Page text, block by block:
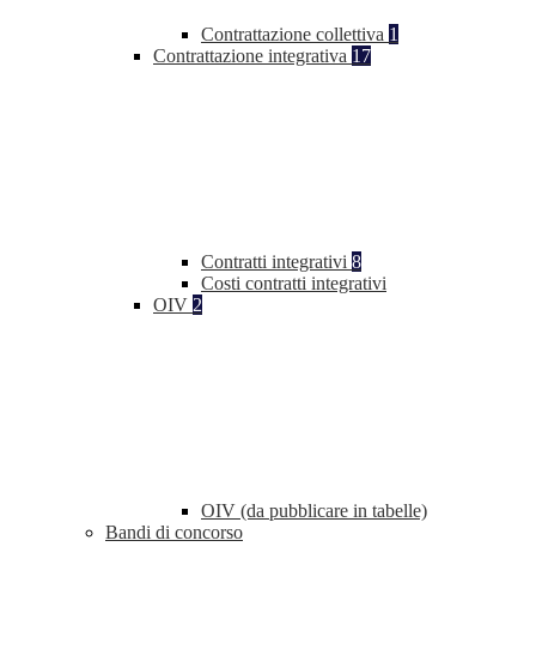
Contrattazione collettiva 1
Contrattazione integrativa 17
Contratti integrativi 8
Costi contratti integrativi
OIV 2
OIV (da pubblicare in tabelle)
Bandi di concorso